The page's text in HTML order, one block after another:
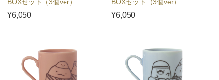
BOXセット（3個ver）
¥6,050
BOXセット（3個ver）
¥6,050